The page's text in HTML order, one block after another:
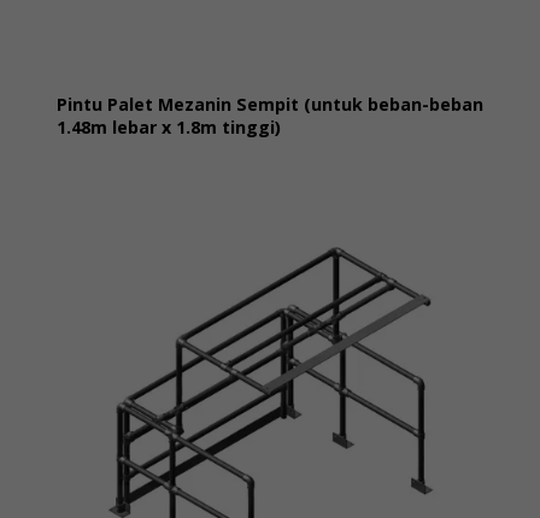
Pintu Palet Mezanin Sempit (untuk beban-beban
1.48m lebar x 1.8m tinggi)